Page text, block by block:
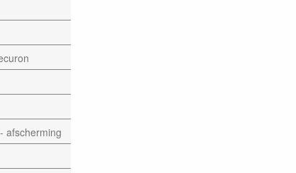
afscherming